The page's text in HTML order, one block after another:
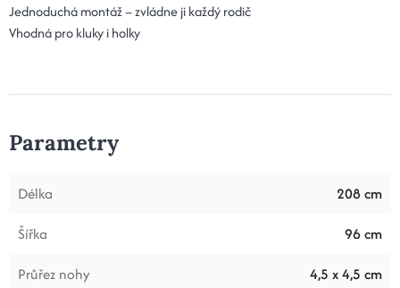
Jednoduchá montáž – zvládne ji každý rodič
Vhodná pro kluky i holky
Parametry
Délka
208 cm
Šířka
96 cm
Průřez nohy
4,5 x 4,5 cm